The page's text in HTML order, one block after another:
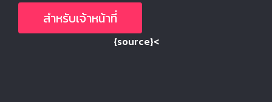
สำหรับเจ้าหน้าที่
{source}<